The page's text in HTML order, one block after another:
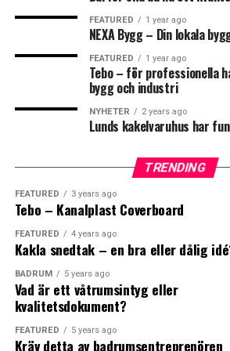
0
Leave your
0
FEATURED 1 year ago
NEXA Bygg – Din lokala
FEATURED 1 year ago
Tebo – för professionella
bygg och industri
NYHETER 2 years ago
Lunds kakelvaruhus har
TRENDING
FEATURED 3 years ago
Tebo – Kanalplast Coverboard
FEATURED 4 years ago
Kakla snedtak – en bra eller dålig
BADRUM 5 years ago
Vad är ett våtrumsintyg eller
kvalitetsdokument?
FEATURED 5 years ago
Kräv detta av badrumsentreprenören